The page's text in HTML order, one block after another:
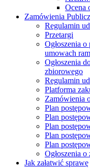
Ocena
Zamówienia
Regulamin
Przetargi
Ogłoszenia
umowach
Ogłoszenia
zbiorowego
Regulamin
Platforma
Zamówienia
Plan
Plan
Plan
Plan
Plan
Ogłoszenia
Jak załatwić sprawę